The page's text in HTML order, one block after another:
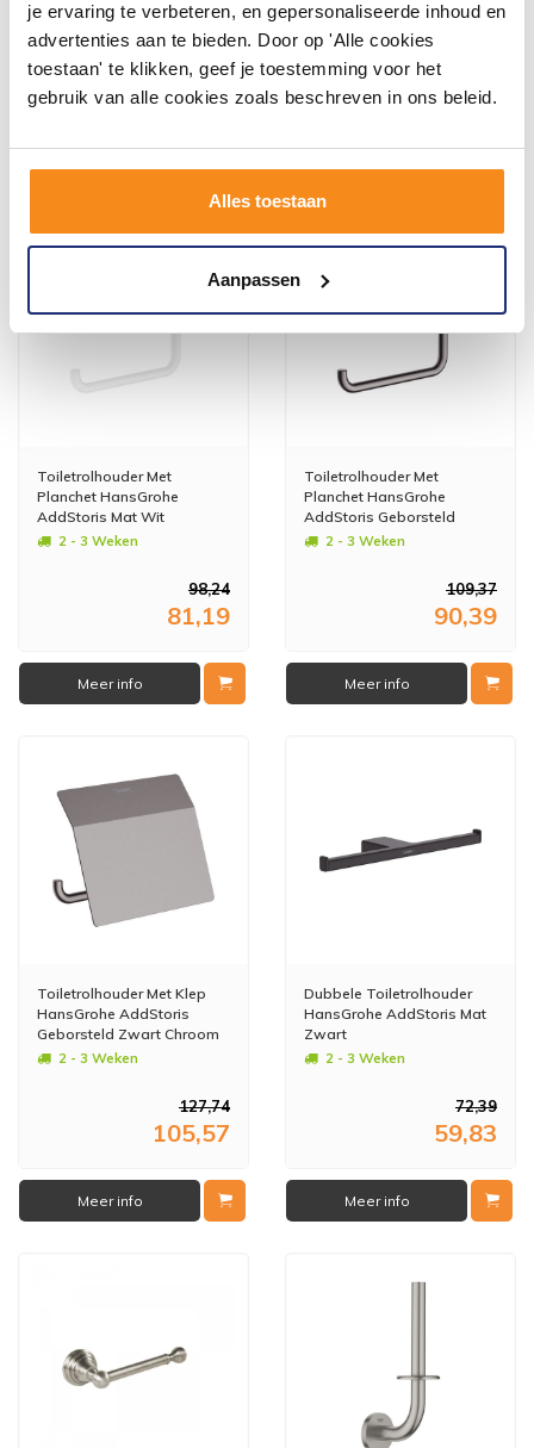
je ervaring te verbeteren, en gepersonaliseerde inhoud en
advertenties aan te bieden. Door op 'Alle cookies
toestaan' te klikken, geef je toestemming voor het
gebruik van alle cookies zoals beschreven in ons beleid.
Alles toestaan
Aanpassen
59,85
49,46
Meer info
3 tot 4 weken
39,05
Meer info
Toiletrolhouder Met
Planchet HansGrohe
AddStoris Mat Wit
2 - 3 Weken
98,24
81,19
Meer info
Toiletrolhouder Met
Planchet HansGrohe
AddStoris Geborsteld
Zwart Chroom
2 - 3 Weken
109,37
90,39
Meer info
Toiletrolhouder Met Klep
HansGrohe AddStoris
Geborsteld Zwart Chroom
2 - 3 Weken
127,74
105,57
Meer info
Dubbele Toiletrolhouder
HansGrohe AddStoris Mat
Zwart
2 - 3 Weken
72,39
59,83
Meer info